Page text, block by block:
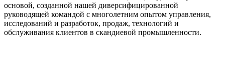
основой, созданной нашей диверсифицированной
руководящей командой с многолетним опытом управления,
исследований и разработок, продаж, технологий и
обслуживания клиентов в скандиевой промышленности.